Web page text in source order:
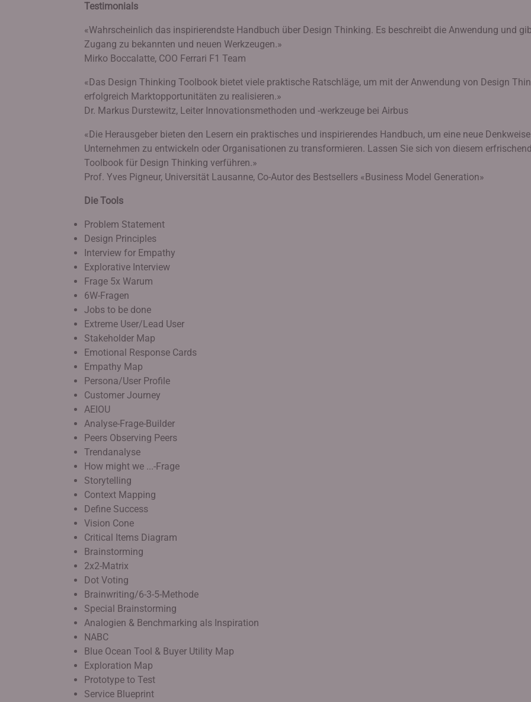
Testimonials
«Wahrscheinlich das inspirierendste Handbuch über Design Thinking. Es beschreibt die Anwendung und
Zugang zu bekannten und neuen Werkzeugen.»
Mirko Boccalatte, COO Ferrari F1 Team
«Das Design Thinking Toolbook bietet viele praktische Ratschläge, um mit der Anwendung von Design
erfolgreich Marktopportunitäten zu realisieren.»
Dr. Markus Durstewitz, Leiter Innovationsmethoden und -werkzeuge bei Airbus
«Die Herausgeber bieten den Lesern ein praktisches und inspirierendes Handbuch, um eine neue
Unternehmen zu entwickeln oder Organisationen zu transformieren. Lassen Sie sich von diesem
Toolbook für Design Thinking verführen.»
Prof. Yves Pigneur, Universität Lausanne, Co-Autor des Bestsellers «Business Model Generation»
Die Tools
Problem Statement
Design Principles
Interview for Empathy
Explorative Interview
Frage 5x Warum
6W-Fragen
Jobs to be done
Extreme User/Lead User
Stakeholder Map
Emotional Response Cards
Empathy Map
Persona/User Profile
Customer Journey
AEIOU
Analyse-Frage-Builder
Peers Observing Peers
Trendanalyse
How might we ...-Frage
Storytelling
Context Mapping
Define Success
Vision Cone
Critical Items Diagram
Brainstorming
2x2-Matrix
Dot Voting
Brainwriting/6-3-5-Methode
Special Brainstorming
Analogien & Benchmarking als Inspiration
NABC
Blue Ocean Tool & Buyer Utility Map
Exploration Map
Prototype to Test
Service Blueprint